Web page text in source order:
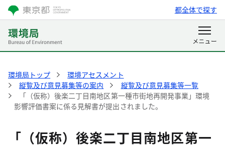
都全体で探す
環境局トップ
環境アセスメント
縦覧及び意見募集等の案内
縦覧及び意見募集等一覧
「（仮称）後楽二丁目南地区第一種市街地再開発事業」環境
影響評価書案に係る見解書が提出されました。
「（仮称）後楽二丁目南地区第一